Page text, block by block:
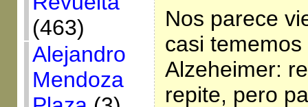
(463)
Alejandro
Mendoza
Nos parece
casi
Alzeheimer:
repite, pero